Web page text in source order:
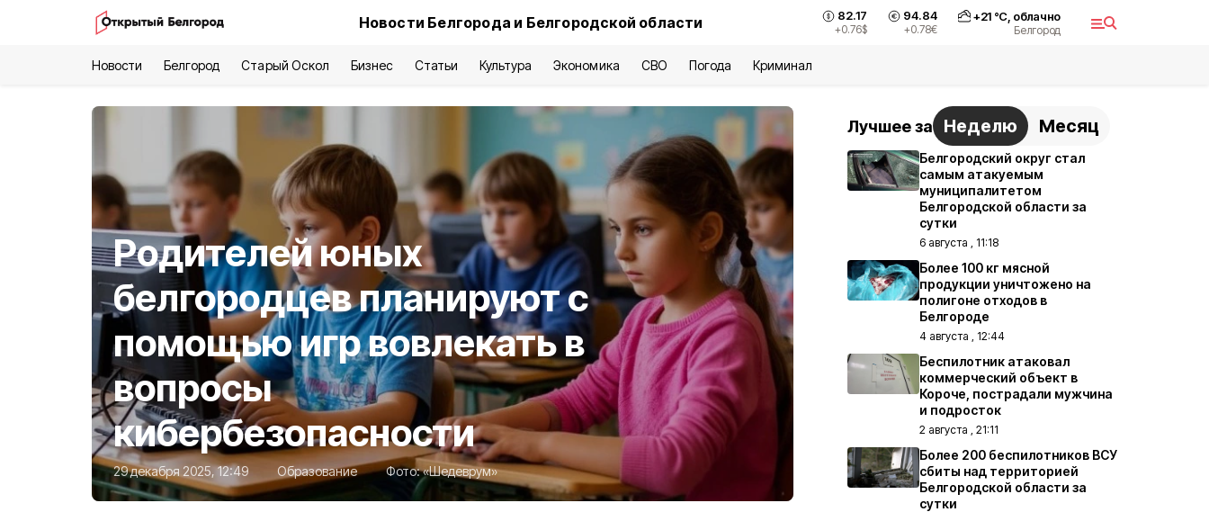
Новости Белгорода и Белгородской области 82.17
+0.76$
94.84
+0.78€
+21°С, облачно
Белгород
Новости Белгород Старый Оскол Бизнес Статьи Культура Экономика СВО Погода Криминал
Родителей юных
белгородцев планируют с
помощью игр вовлекать в
вопросы
кибербезопасности
29 декабря 2025, 12:49 Образование Фото:«Шедеврум»
Лучшее за Неделю Месяц
Белгородский округ стал
самым атакуемым
муниципалитетом
Белгородской области за
сутки
6 августа , 11:18
Более 100 кг мясной
продукции уничтожено на
полигоне отходов в
Белгороде
4 августа , 12:44
Беспилотник атаковал
коммерческий объект в
Короче, пострадали мужчина
и подросток
2 августа , 21:11
Более 200 беспилотников ВСУ
сбиты над территорией
Белгородской области за
сутки